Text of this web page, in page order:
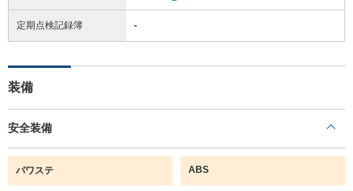
定期点検記録簿 -
装備
安全装備
パワステ ABS